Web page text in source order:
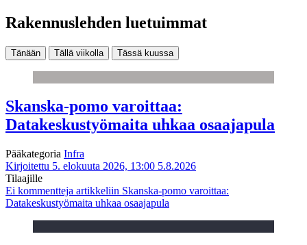
Rakennuslehden luetuimmat
Tänään Tällä viikolla Tässä kuussa
Skanska-pomo varoittaa:
Datakeskustyömaita uhkaa osaajapula
Pääkategoria Infra
Kirjoitettu 5. elokuuta 2026, 13:00 5.8.2026
Tilaajille
Ei kommentteja artikkeliin Skanska-pomo varoittaa:
Datakeskustyömaita uhkaa osaajapula